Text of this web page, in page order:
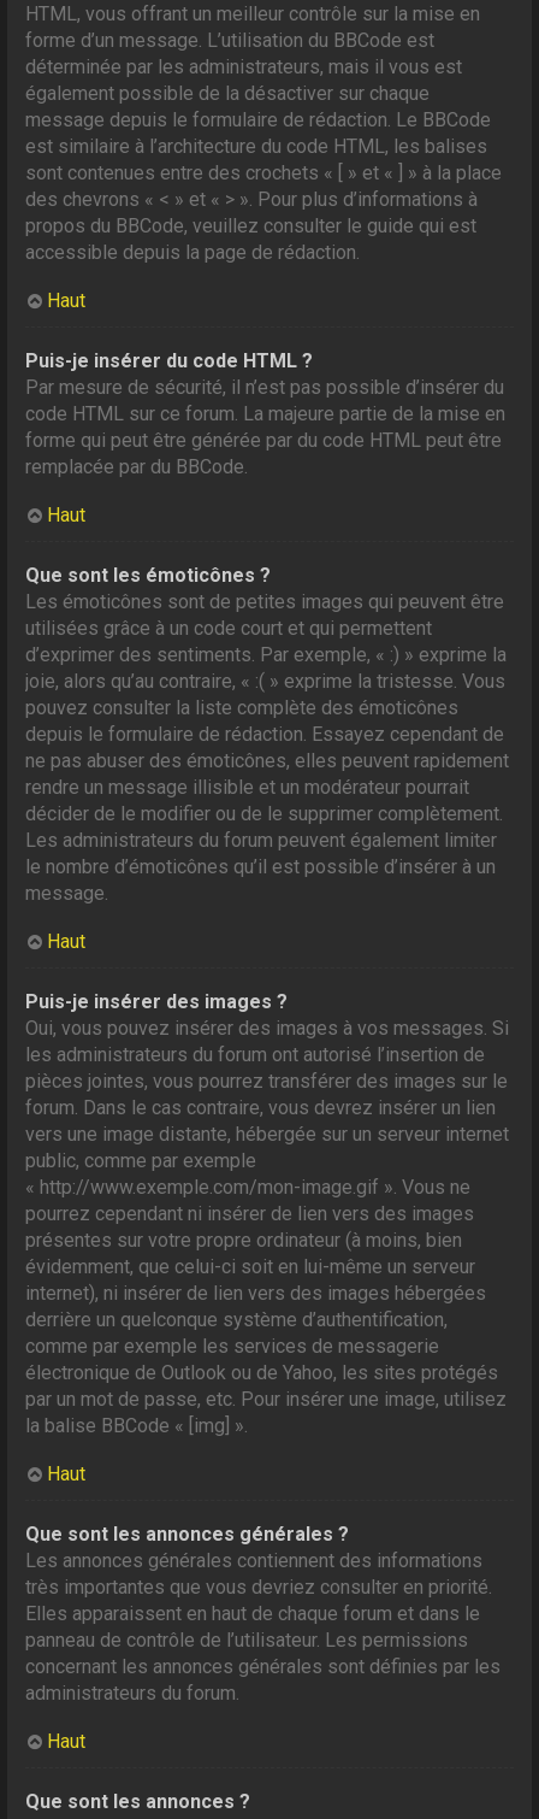
HTML, vous offrant un meilleur contrôle sur la mise en
forme d’un message. L’utilisation du BBCode est
déterminée par les administrateurs, mais il vous est
également possible de la désactiver sur chaque
message depuis le formulaire de rédaction. Le BBCode
est similaire à l’architecture du code HTML, les balises
sont contenues entre des crochets « [ » et « ] » à la place
des chevrons « < » et « > ». Pour plus d’informations à
propos du BBCode, veuillez consulter le guide qui est
accessible depuis la page de rédaction.
Haut
Puis-je insérer du code HTML ?
Par mesure de sécurité, il n’est pas possible d’insérer du
code HTML sur ce forum. La majeure partie de la mise en
forme qui peut être générée par du code HTML peut être
remplacée par du BBCode.
Haut
Que sont les émoticônes ?
Les émoticônes sont de petites images qui peuvent être
utilisées grâce à un code court et qui permettent
d’exprimer des sentiments. Par exemple, « :) » exprime la
joie, alors qu’au contraire, « :( » exprime la tristesse. Vous
pouvez consulter la liste complète des émoticônes
depuis le formulaire de rédaction. Essayez cependant de
ne pas abuser des émoticônes, elles peuvent rapidement
rendre un message illisible et un modérateur pourrait
décider de le modifier ou de le supprimer complètement.
Les administrateurs du forum peuvent également limiter
le nombre d’émoticônes qu’il est possible d’insérer à un
message.
Haut
Puis-je insérer des images ?
Oui, vous pouvez insérer des images à vos messages. Si
les administrateurs du forum ont autorisé l’insertion de
pièces jointes, vous pourrez transférer des images sur le
forum. Dans le cas contraire, vous devrez insérer un lien
vers une image distante, hébergée sur un serveur internet
public, comme par exemple
« http://www.exemple.com/mon-image.gif ». Vous ne
pourrez cependant ni insérer de lien vers des images
présentes sur votre propre ordinateur (à moins, bien
évidemment, que celui-ci soit en lui-même un serveur
internet), ni insérer de lien vers des images hébergées
derrière un quelconque système d’authentification,
comme par exemple les services de messagerie
électronique de Outlook ou de Yahoo, les sites protégés
par un mot de passe, etc. Pour insérer une image, utilisez
la balise BBCode « [img] ».
Haut
Que sont les annonces générales ?
Les annonces générales contiennent des informations
très importantes que vous devriez consulter en priorité.
Elles apparaissent en haut de chaque forum et dans le
panneau de contrôle de l’utilisateur. Les permissions
concernant les annonces générales sont définies par les
administrateurs du forum.
Haut
Que sont les annonces ?